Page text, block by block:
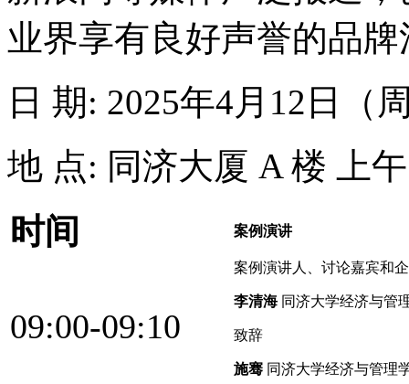
业界享有良好声誉的品牌
日 期: 2025年4月12日（
地 点: 同济大厦 A 楼 上
时间 案例演讲
09:00-09:10
案例演讲人、讨论嘉宾和
李清海 同济大学经济与管
致辞
施骞 同济大学经济与管理